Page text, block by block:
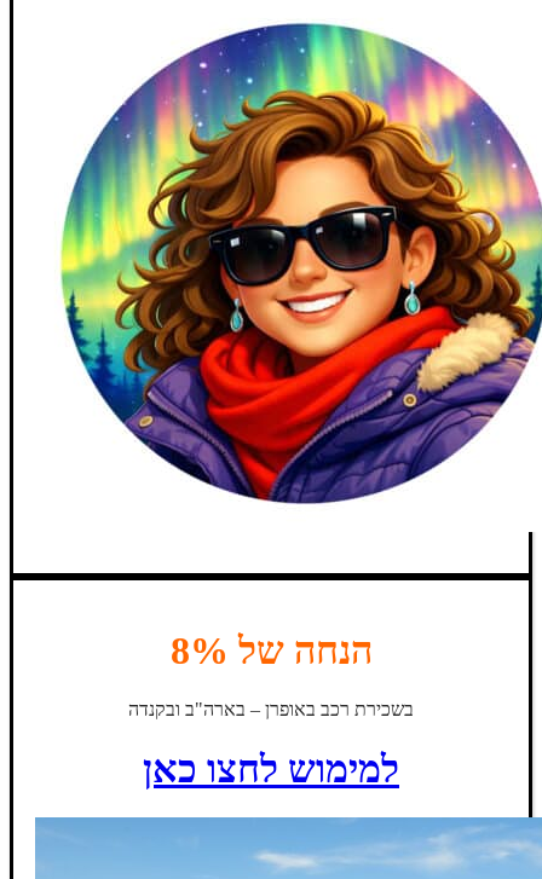
הנחה של 8%
בשכירת רכב באופרן – בארה"ב ובקנדה
למימוש לחצו כאן